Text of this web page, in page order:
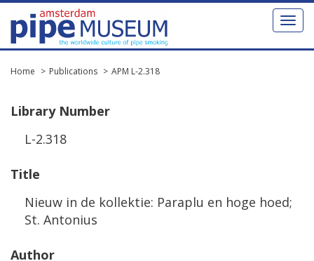
Toggle
Home Publications APM L-2.318
Library Number
L-2.318
Title
Nieuw in de kollektie: Paraplu en hoge hoed;
St. Antonius
Author